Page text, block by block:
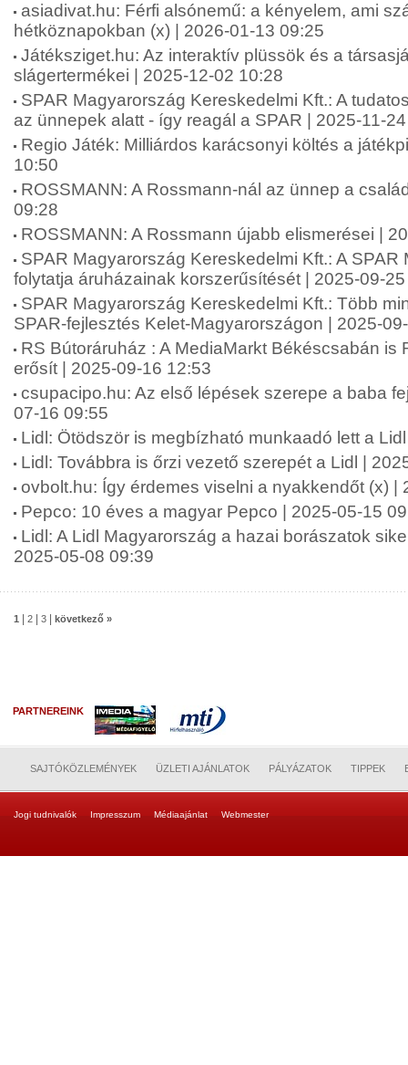
asiadivat.hu: Férfi alsónemű: a kényelem, ami
hétköznapokban (x) | 2026-01-13 09:25
Játéksziget.hu: Az interaktív plüssök és a
slágertermékei | 2025-12-02 10:28
SPAR Magyarország Kereskedelmi Kft.: A
az ünnepek alatt - így reagál a SPAR | 2025-11-
Regio Játék: Milliárdos karácsonyi költés a
10:50
ROSSMANN: A Rossmann-nál az ünnep a
09:28
ROSSMANN: A Rossmann újabb elismerései |
SPAR Magyarország Kereskedelmi Kft.: A SPAR
folytatja áruházainak korszerűsítését | 2025-09-
SPAR Magyarország Kereskedelmi Kft.: Több
SPAR-fejlesztés Kelet-Magyarországon | 2025-
RS Bútoráruház : A MediaMarkt Békéscsabán is
erősít | 2025-09-16 12:53
csupacipo.hu: Az első lépések szerepe a baba
07-16 09:55
Lidl: Ötödször is megbízható munkaadó lett a
Lidl: Továbbra is őrzi vezető szerepét a Lidl |
ovbolt.hu: Így érdemes viselni a nyakkendőt (x) |
Pepco: 10 éves a magyar Pepco | 2025-05-15
Lidl: A Lidl Magyarország a hazai borászatok
2025-05-08 09:39
1 2 3 következő »
PARTNEREINK
SAJTÓKÖZLEMÉNYEK ÜZLETI AJÁNLATOK PÁLYÁZATOK TIPPEK
Jogi tudnivalók Impresszum Médiaajánlat Webmester